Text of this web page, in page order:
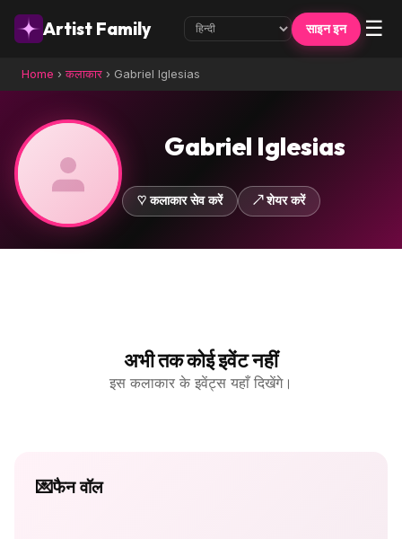
Artist Family साइन इन ☰
Home ›कलाकार › Gabriel Iglesias
Gabriel Iglesias
♡ कलाकार सेव करें ↗ शेयर करें
अभी तक कोई इवेंट नहीं
इस कलाकार के इवेंट्स यहाँ दिखेंगे।
💌फैन वॉल